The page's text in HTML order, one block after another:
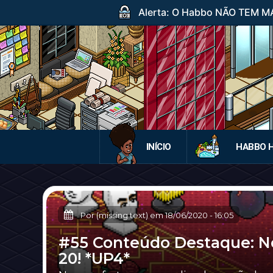
Alerta: O Habbo NÃO TEM
INÍCIO HABBO
Por (missing text) em18/06/2020 -16:05
#55 Conteúdo Destaque:
20! *UP4*